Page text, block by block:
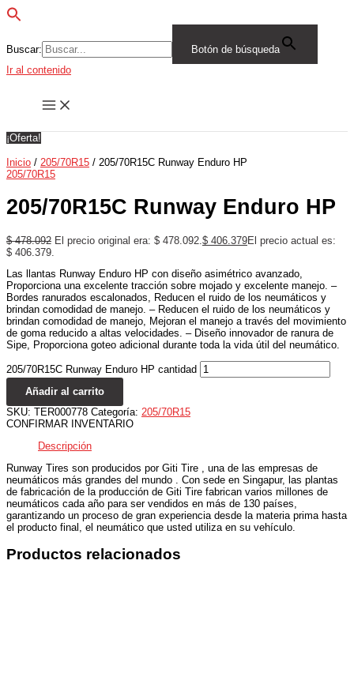
Buscar:
Botón de búsqueda
Ir al contenido
¡Oferta!
Inicio / 205/70R15 / 205/70R15C Runway Enduro HP
205/70R15
205/70R15C Runway Enduro HP
$478.092 El precio original era: $ 478.092. $ 406.379El precio actual es:
$ 406.379.
Las llantas Runway Enduro HP con diseño asimétrico avanzado,
Proporciona una excelente tracción sobre mojado y excelente manejo. –
Bordes ranurados escalonados, Reducen el ruido de los neumáticos y
brindan comodidad de manejo. – Reducen el ruido de los neumáticos y
brindan comodidad de manejo, Mejoran el manejo a través del movimiento
de goma reducido a altas velocidades. – Diseño innovador de ranura de
Sipe, Proporciona goteo adicional durante toda la vida útil del neumático.
205/70R15C Runway Enduro HP cantidad
Añadir al carrito
SKU: TER000778 Categoría: 205/70R15
CONFIRMAR INVENTARIO
Descripción
Runway Tires son producidos por Giti Tire , una de las empresas de
neumáticos más grandes del mundo . Con sede en Singapur, las plantas
de fabricación de la producción de Giti Tire fabrican varios millones de
neumáticos cada año para ser vendidos en más de 130 países,
garantizando un proceso de gran experiencia desde la materia prima hasta
el producto final, el neumático que usted utiliza en su vehículo.
Productos relacionados